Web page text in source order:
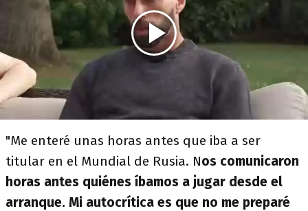
"Me enteré unas horas antes que iba a ser
titular en el Mundial de Rusia. Nos comunicaron
horas antes quiénes íbamos a jugar desde el
arranque. Mi autocrítica es que no me preparé